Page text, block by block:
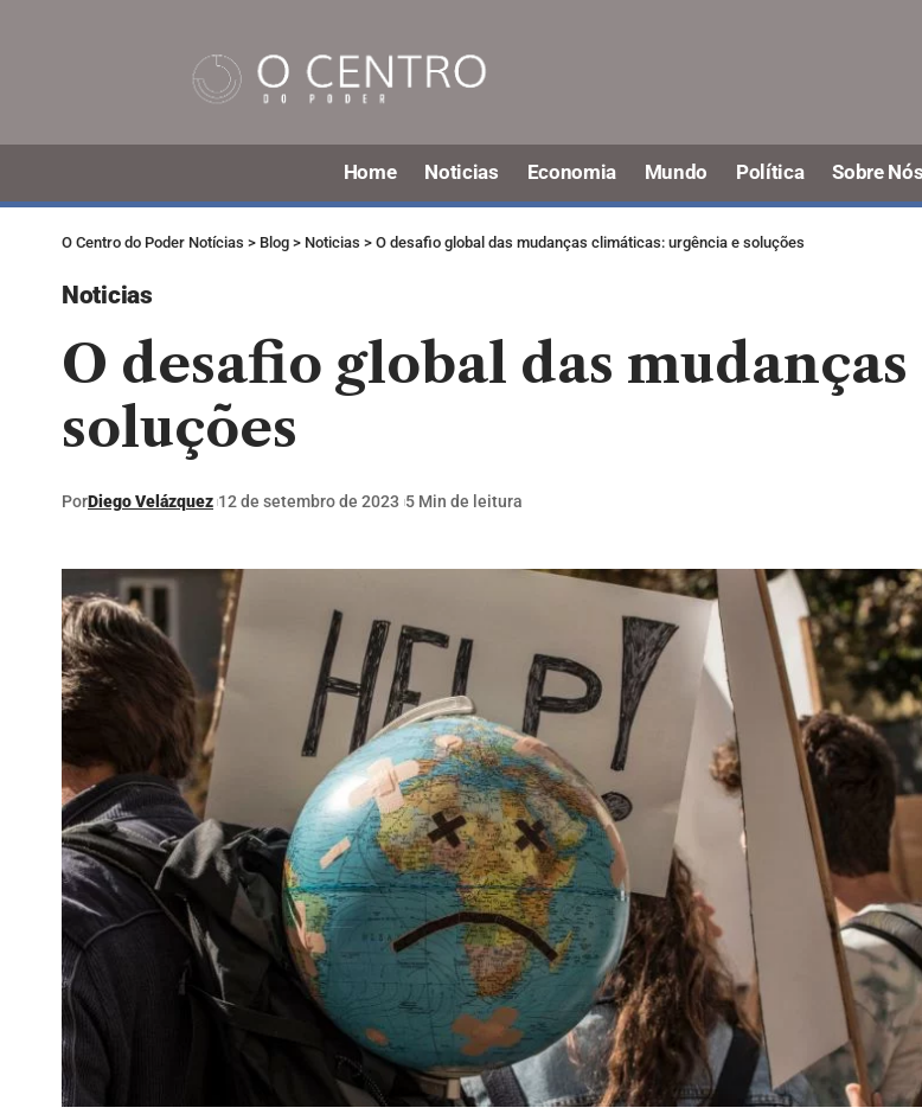
Home Noticias Economia Mundo Política Sobre Nós
O Centro do Poder Notícias > Blog > Noticias > O desafio global das mudanças climáticas: urgência e soluções
Noticias
O desafio global das
soluções
PorDiego Velázquez 12 de setembro de 2023 5 Min de leitura